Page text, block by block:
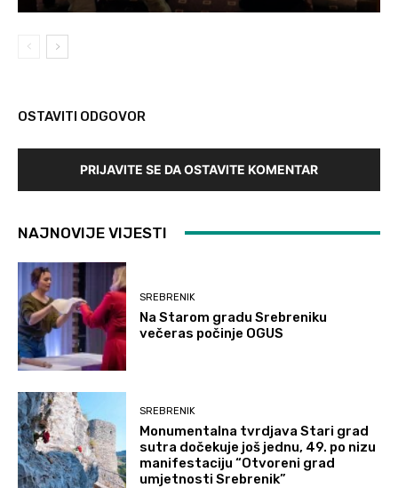
OSTAVITI ODGOVOR
PRIJAVITE SE DA OSTAVITE KOMENTAR
NAJNOVIJE VIJESTI
SREBRENIK
Na Starom gradu Srebreniku
večeras počinje OGUS
SREBRENIK
Monumentalna tvrdjava Stari grad
sutra dočekuje još jednu, 49. po nizu
manifestaciju “Otvoreni grad
umjetnosti Srebrenik”